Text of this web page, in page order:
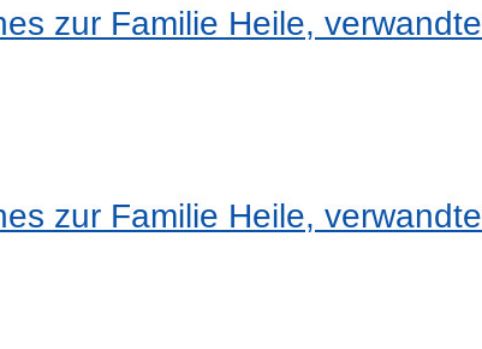
zur Familie Heile, verwandte
zur Familie Heile, verwandte